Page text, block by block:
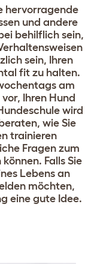
hervorragende
und andere
behilflich sein,
sein, Ihren
fit zu halten.
am
Ihren Hund
wird
wie Sie
trainieren
Fragen zum
Falls Sie
Lebens an
möchten,
eine gute Idee.